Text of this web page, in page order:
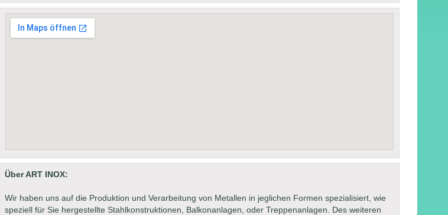
Über ART INOX:
Wir haben uns auf die Produktion und Verarbeitung von Metallen in jeglichen Formen spezialisiert, wie
speziell für Sie hergestellte Stahlkonstruktionen, Balkonanlagen, oder Treppenanlagen. Des weiteren